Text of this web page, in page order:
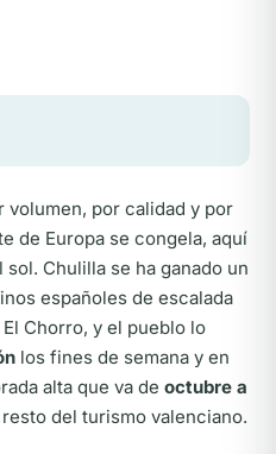
volumen, por calidad y por
de Europa se congela, aquí
Chulilla se ha ganado un
españoles de escalada
Chorro, y el pueblo lo
los fines de semana y en
alta que va de octubre a
del turismo valenciano.